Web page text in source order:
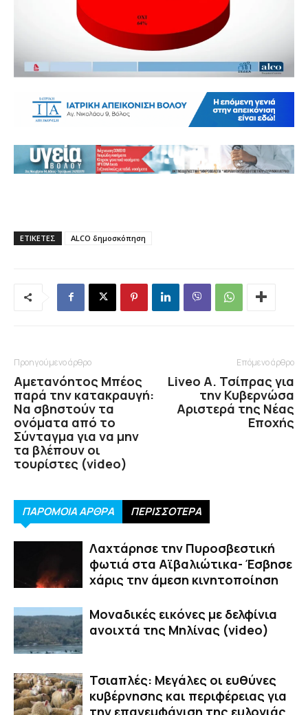
ΕΤΙΚΕΤΕΣ ALCO δημοσκόπηση
Προηγούμενο άρθρο
Αμετανόητος Μπέος
παρά την κατακραυγή:
Να σβηστούν τα
ονόματα από το
Σύνταγμα για να μην
τα βλέπουν οι
τουρίστες (video)
Επόμενο άρθρο
Liveο Α. Τσίπρας για
την Κυβερνώσα
Αριστερά της Νέας
Εποχής
ΠΑΡΟΜΟΙΑ ΑΡΘΡΑ ΠΕΡΙΣΣΟΤΕΡΑ
Λαχτάρησε την Πυροσβεστική
φωτιά στα Αϊβαλιώτικα- Έσβησε
χάρις την άμεση κινητοποίηση
Μοναδικές εικόνες με δελφίνια
ανοιχτά της Μηλίνας (video)
Τσιαπλές: Μεγάλες οι ευθύνες
κυβέρνησης και περιφέρειας για
την επανεμφάνιση της ευλογιάς